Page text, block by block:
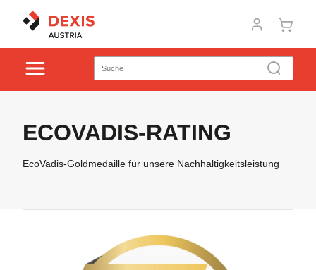
ECOVADIS-RATING
EcoVadis-Goldmedaille für unsere Nachhaltigkeitsleistung